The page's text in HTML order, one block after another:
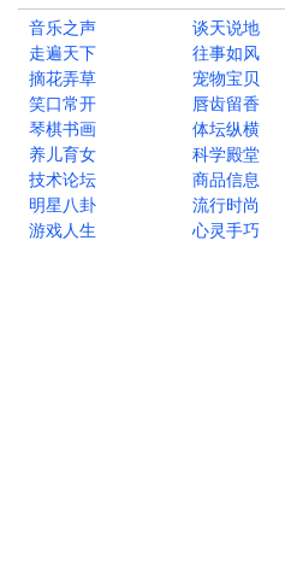
音乐之声
谈天说地
走遍天下
往事如风
摘花弄草
宠物宝贝
笑口常开
唇齿留香
琴棋书画
体坛纵横
养儿育女
科学殿堂
技术论坛
商品信息
明星八卦
流行时尚
游戏人生
心灵手巧